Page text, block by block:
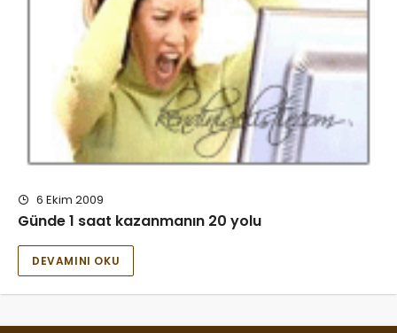
6 Ekim 2009
Günde 1 saat kazanmanın 20 yolu
DEVAMINI OKU